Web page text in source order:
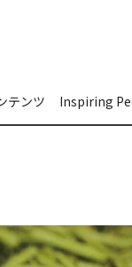
テンツ Inspiring